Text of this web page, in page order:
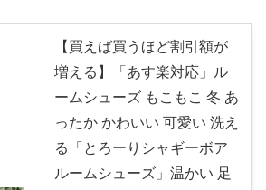
【買えば買うほど割引額が
増える】「あす楽対応」ル
ームシューズ もこもこ 冬 あ
ったか かわいい 可愛い 洗え
る「とろーりシャギーボア
ルームシューズ」温かい 足